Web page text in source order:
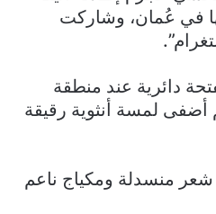
في عُمان، وشاركت
دائرية عند منطقة
لمسة أنثوية رقيقة
منسدلة ومكياج ناعم